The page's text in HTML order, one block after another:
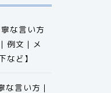
な言い方
例文｜メ
など】​​​​​​​​​​​​​​​​
言い方｜